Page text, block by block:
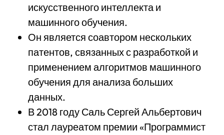
искусственного интеллекта и
машинного обучения.
Он является соавтором нескольких
патентов, связанных с разработкой и
применением алгоритмов машинного
обучения для анализа больших
данных.
В 2018 году Саль Сергей Альбертович
стал лауреатом премии «Программист